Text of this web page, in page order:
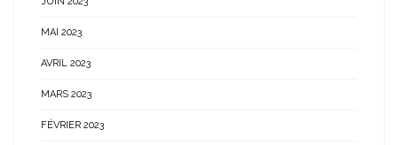
MAI 2023
AVRIL 2023
MARS 2023
FÉVRIER 2023